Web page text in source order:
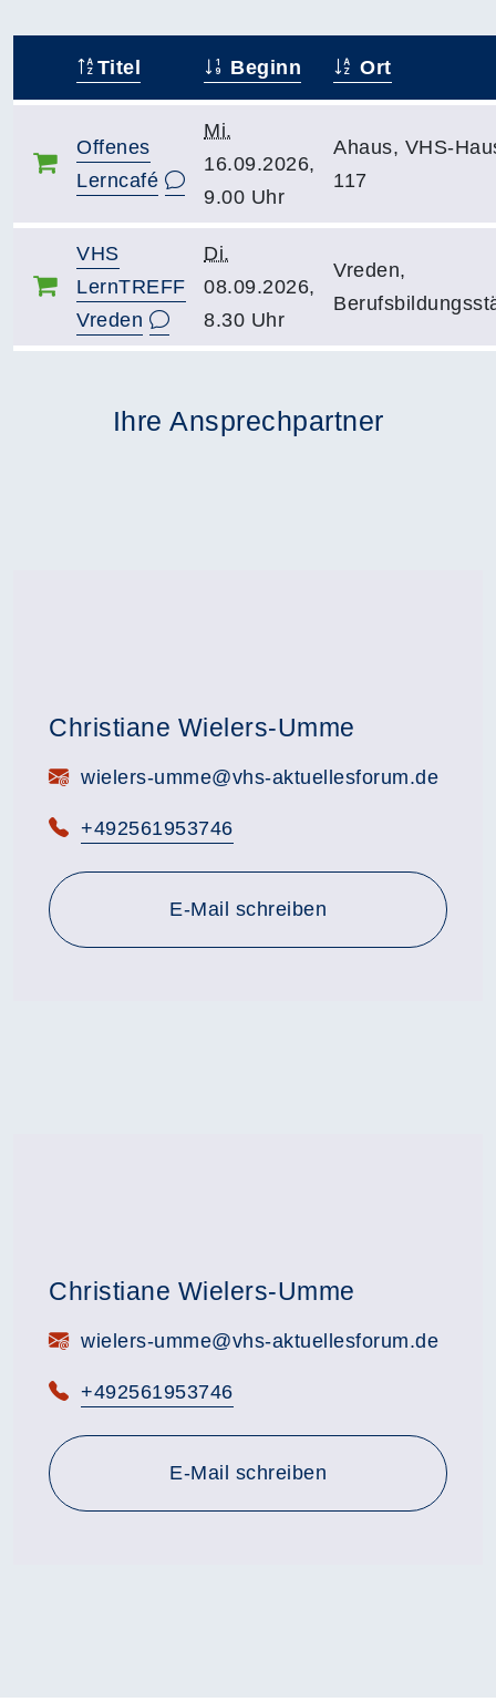
Titel Beginn Ort
Offenes
Lerncafé
Mi.
16.09.2026,
9.00 Uhr
Ahaus, VHS-
117
VHS
LernTREFF
Vreden
Di.
08.09.2026,
8.30 Uhr
Vreden,
Ihre Ansprechpartner
Christiane Wielers-Umme
E-Mail:wielers-umme@vhs-aktuellesforum.de
Telefon:
+492561953746
E-Mail schreiben
Christiane Wielers-Umme
E-Mail:wielers-umme@vhs-aktuellesforum.de
Telefon:
+492561953746
E-Mail schreiben